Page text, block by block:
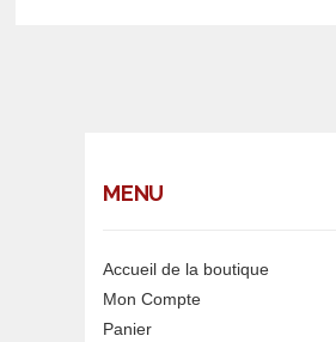
MENU
Accueil de la boutique
Mon Compte
Panier